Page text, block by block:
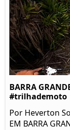
BARRA
#trilhademoto
Por Heverton
EM BARRA